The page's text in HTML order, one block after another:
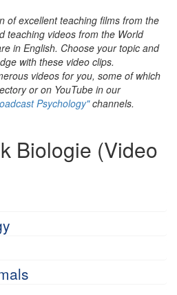
of excellent teaching films from the
teaching videos from the World
in English. Choose your topic and
with these video clips.
videos for you, some of which
or on YouTube in our
Psychology"channels.
Biologie (Video